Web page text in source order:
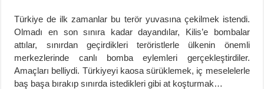
Türkiye de ilk zamanlar bu terör yuvasına çekilmek istendi.
Olmadı en son sınıra kadar dayandılar, Kilis’e bombalar
attılar, sınırdan geçirdikleri teröristlerle ülkenin önemli
merkezlerinde canlı bomba eylemleri gerçekleştirdiler.
Amaçları belliydi. Türkiyeyi kaosa sürüklemek, iç meselelerle
baş başa bırakıp sınırda istedikleri gibi at koşturmak…